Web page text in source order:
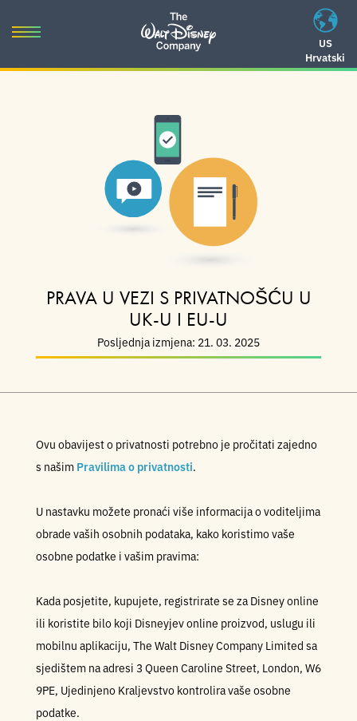
US
Hrvatski
Toggle
PRAVA U VEZI S PRIVATNOŠĆU U
UK-U I EU-U
Posljednja izmjena: 21. 03. 2025
Ovu obavijest o privatnosti potrebno je pročitati zajedno
s našim Pravilima o privatnosti.
U nastavku možete pronaći više informacija o voditeljima
obrade vaših osobnih podataka, kako koristimo vaše
osobne podatke i vašim pravima:
Kada posjetite, kupujete, registrirate se za Disney online
ili koristite bilo koji Disneyjev online proizvod, uslugu ili
mobilnu aplikaciju, The Walt Disney Company Limited sa
sjedištem na adresi 3 Queen Caroline Street, London, W6
9PE, Ujedinjeno Kraljevstvo kontrolira vaše osobne
podatke.